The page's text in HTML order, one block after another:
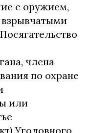
с оружием,
члена
по охране
или
Уголовного